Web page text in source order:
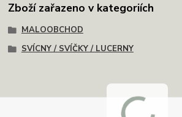
Zboží zařazeno v kategoriích
MALOOBCHOD
SVÍCNY / SVÍČKY / LUCERNY